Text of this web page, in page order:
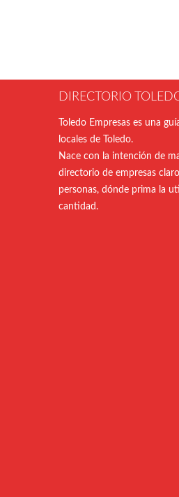
DIRECTORIO
Toledo Empresas es una
locales de Toledo.
Nace con la intención de
directorio de empresas
personas, dónde prima la
cantidad.